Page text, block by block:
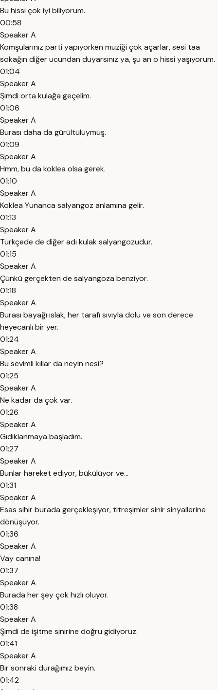
Bu hissi çok iyi biliyorum.
00:58
Speaker A
Komşularınız parti yapıyorken müziği çok açarlar, sesi taa
sokağın diğer ucundan duyarsınız ya, şu an o hissi yaşıyorum.
01:04
Speaker A
Şimdi orta kulağa geçelim.
01:06
Speaker A
Burası daha da gürültülüymüş.
01:09
Speaker A
Hmm, bu da koklea olsa gerek.
01:10
Speaker A
Koklea Yunanca salyangoz anlamına gelir.
01:13
Speaker A
Türkçede de diğer adı kulak salyangozudur.
01:15
Speaker A
Çünkü gerçekten de salyangoza benziyor.
01:18
Speaker A
Burası bayağı ıslak, her tarafı sıvıyla dolu ve son derece
heyecanlı bir yer.
01:24
Speaker A
Bu sevimli kıllar da neyin nesi?
01:25
Speaker A
Ne kadar da çok var.
01:26
Speaker A
Gıdıklanmaya başladım.
01:27
Speaker A
Bunlar hareket ediyor, bükülüyor ve...
01:31
Speaker A
Esas sihir burada gerçekleşiyor, titreşimler sinir sinyallerine
dönüşüyor.
01:36
Speaker A
Vay canına!
01:37
Speaker A
Burada her şey çok hızlı oluyor.
01:38
Speaker A
Şimdi de işitme sinirine doğru gidiyoruz.
01:41
Speaker A
Bir sonraki durağımız beyin.
01:42